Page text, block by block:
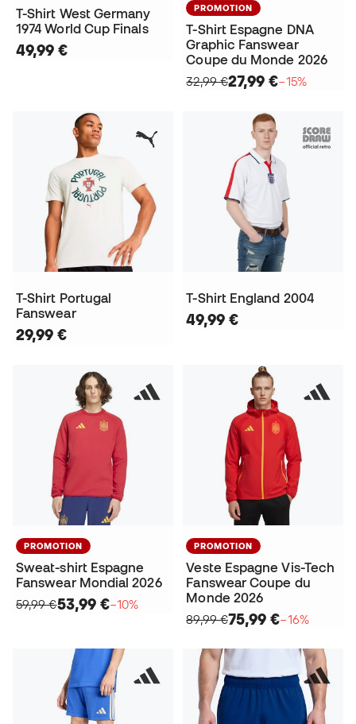
T-Shirt West Germany
1974 World Cup Finals
49,99 €
PROMOTION
T-Shirt Espagne DNA
Graphic Fanswear
Coupe du Monde 2026
32,99 €27,99 €−15%
T-Shirt Portugal
Fanswear
29,99 €
T-Shirt England 2004
49,99 €
PROMOTION
Sweat-shirt Espagne
Fanswear Mondial 2026
59,99 €53,99 €−10%
PROMOTION
Veste Espagne Vis-Tech
Fanswear Coupe du
Monde 2026
89,99 €75,99 €−16%